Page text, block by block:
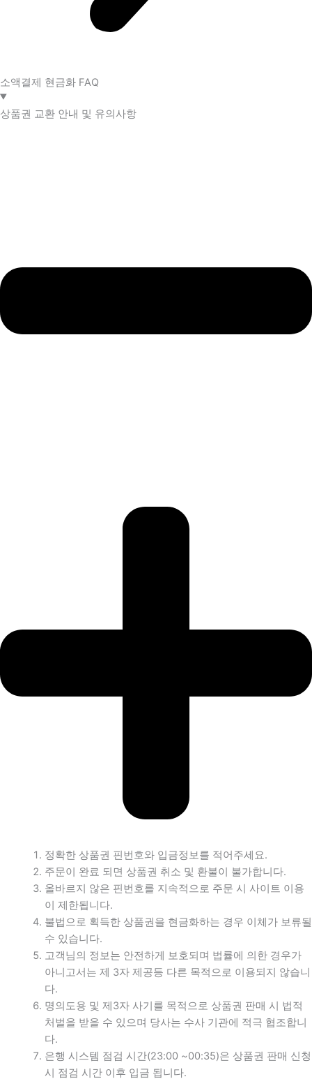
소액결제 현금화 FAQ​
상품권 교환 안내 및 유의사항
정확한 상품권 핀번호와 입금정보를 적어주세요.
주문이 완료 되면 상품권 취소 및 환불이 불가합니다.
올바르지 않은 핀번호를 지속적으로 주문 시 사이트 이용
이 제한됩니다.
불법으로 획득한 상품권을 현금화하는 경우 이체가 보류될
수 있습니다.
고객님의 정보는 안전하게 보호되며 법률에 의한 경우가
아니고서는 제 3자 제공등 다른 목적으로 이용되지 않습니
다.
명의도용 및 제3자 사기를 목적으로 상품권 판매 시 법적
처벌을 받을 수 있으며 당사는 수사 기관에 적극 협조합니
다.
은행 시스템 점검 시간(23:00 ~00:35)은 상품권 판매 신청
시 점검 시간 이후 입금 됩니다.